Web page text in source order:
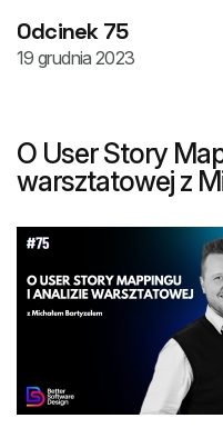
Odcinek 75
19 grudnia 2023
O User Story
warsztatowej z